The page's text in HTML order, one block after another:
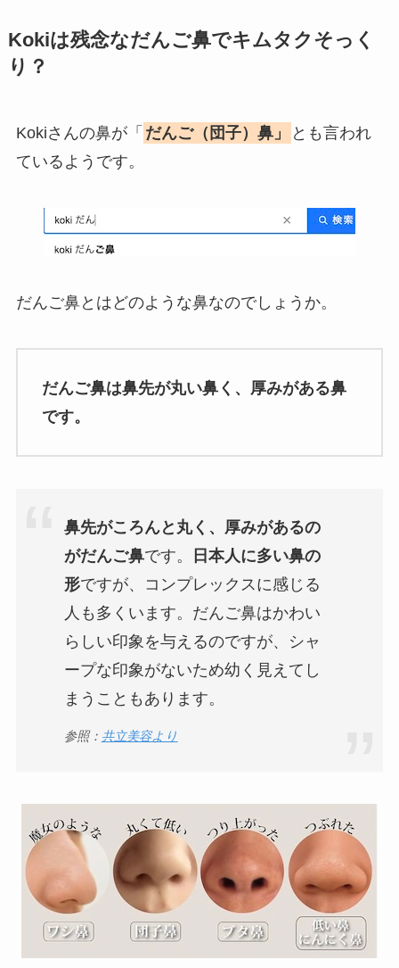
Kokiは残念なだんご鼻でキムタクそっく
り？
Kokiさんの鼻が「 だんご（団子）鼻」
とも言われ
ているようです。
だんご鼻とはどのような鼻なのでしょうか。
だんご鼻は鼻先が丸い鼻く、厚みがある鼻
です。
鼻先がころんと丸く、厚みがあるの
がだんご鼻です。
日本人に多い鼻の
形ですが、コンプレックスに感じる
人も多くいます。だんご鼻はかわい
らしい印象を与えるのですが、シャ
ープな印象がないため幼く見えてし
まうこともあります。
参照： 共立美容より